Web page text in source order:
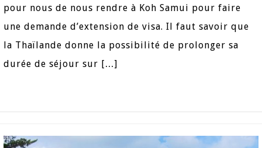
pour nous de nous rendre à Koh Samui pour faire
une demande d’extension de visa. Il faut savoir que
la Thaïlande donne la possibilité de prolonger sa
durée de séjour sur […]